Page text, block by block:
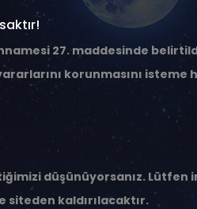
27. maddesinde
korunmasını isteme
düşünüyorsanız. Lütfen
kaldırılacaktır.